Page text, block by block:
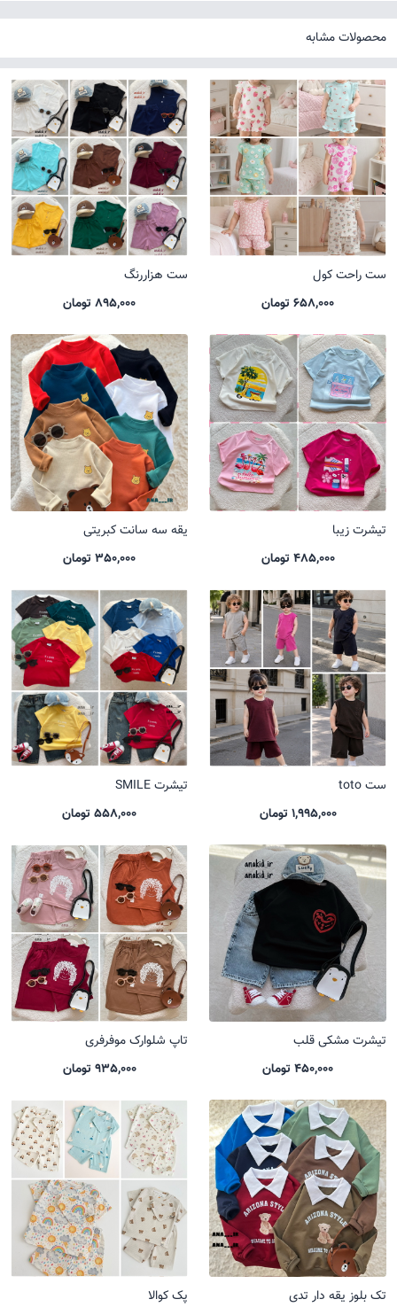
محصولات مشابه
ست راحت کول
658,000 تومان
ست هزاررنگ
895,000 تومان
تیشرت زیبا
485,000 تومان
یقه سه سانت کبریتی
350,000 تومان
ست toto
1,995,000 تومان
تیشرت SMILE
558,000 تومان
تیشرت مشکی قلب
450,000 تومان
تاپ شلوارک موفرفری
935,000 تومان
تک بلوز یقه دار تدی
پک کوالا